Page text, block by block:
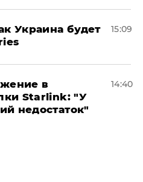
Украина будет
15:09
в
Starlink: "У
недостаток"
14:40